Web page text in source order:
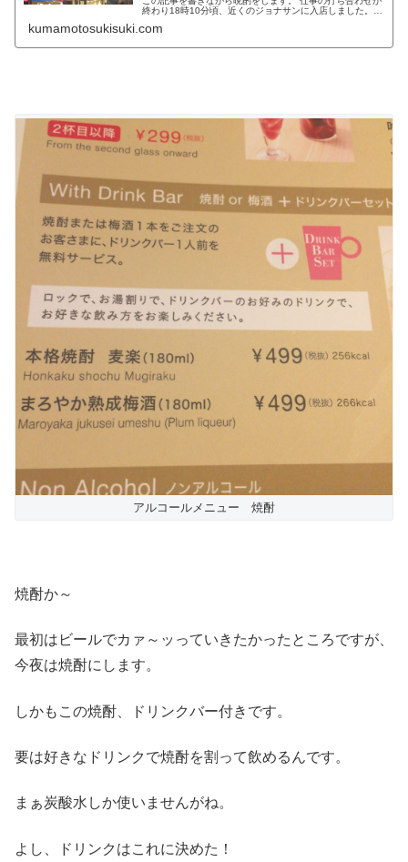
終わり18時10分頃、近くのジョナサンに入店しました。
ろんスマホからPCに画像を取り込みながら書いておりま
めに感じる料金設定。 過去にサイゼリヤの時や日高屋に比
kumamotosukisuki.com
アルコールメニュー 焼酎
焼酎か～
最初はビールでカァ～ッっていきたかったところですが、
今夜は焼酎にします。
しかもこの焼酎、ドリンクバー付きです。
要は好きなドリンクで焼酎を割って飲めるんです。
まぁ炭酸水しか使いませんがね。
よし、ドリンクはこれに決めた！